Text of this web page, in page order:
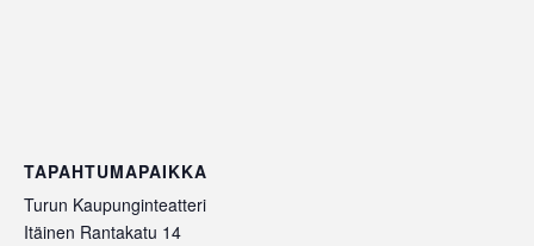
TAPAHTUMAPAIKKA
Turun Kaupunginteatteri
Itäinen Rantakatu 14